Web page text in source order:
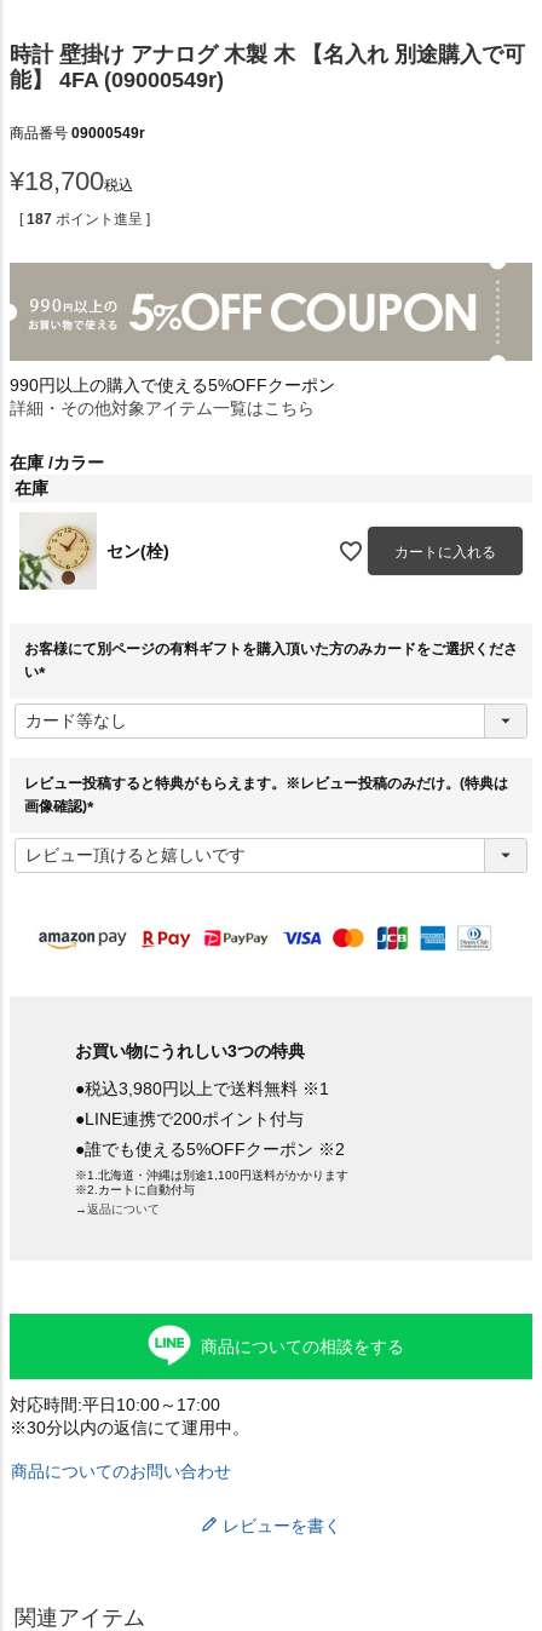
時計 壁掛け アナログ 木製 木 【名入れ 別途購入で可
能】 4FA (09000549r)
商品番号 09000549r
¥18,700税込
[ 187 ポイント進呈 ]
990円以上の購入で使える5%OFFクーポン
詳細・その他対象アイテム一覧はこちら
在庫 カラー
在庫
セン(栓) カートに入れる
お客様にて別ページの有料ギフトを購入頂いた方のみカードをご選択くださ
い
必
須
レビュー投稿すると特典がもらえます。※レビュー投稿のみだけ。(特典は
画像確認)
必
須
お買い物にうれしい3つの特典
●税込3,980円以上で送料無料 ※1
●LINE連携で200ポイント付与
●誰でも使える5%OFFクーポン ※2
※1.北海道・沖縄は別途1,100円送料がかかります
※2.カートに自動付与
→返品について
商品についての相談をする
対応時間:平日10:00～17:00
※30分以内の返信にて運用中。
商品についてのお問い合わせ
レビューを書く
関連アイテム